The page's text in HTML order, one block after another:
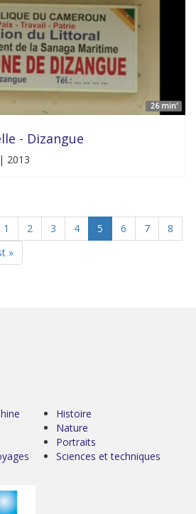
26 min'
- Dizangue
2013
1 2 3 4 5 6 7
8
»
Histoire
Nature
Portraits
Sciences et techniques